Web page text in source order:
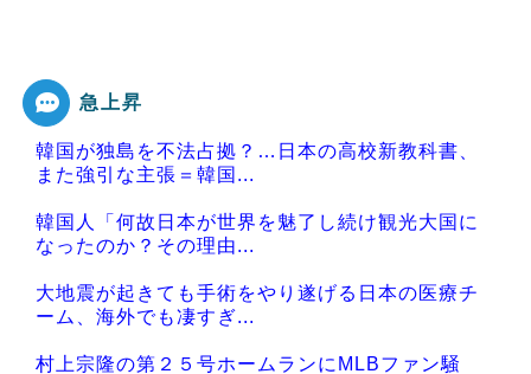
急上昇
韓国が独島を不法占拠？…日本の高校新教科書、
また強引な主張＝韓国...
韓国人「何故日本が世界を魅了し続け観光大国に
なったのか？その理由...
大地震が起きても手術をやり遂げる日本の医療チ
ーム、海外でも凄すぎ...
村上宗隆の第２５号ホームランにMLBファン騒